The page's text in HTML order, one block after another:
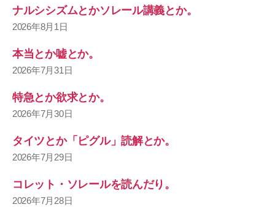
ナルシシズムとかソレール講義とか。
2026年8月1日
本当とか嘘とか。
2026年7月31日
特急とか欲求とか。
2026年7月30日
タイツとか「ピグル」読解とか。
2026年7月29日
コレット・ソレールを読んだり。
2026年7月28日